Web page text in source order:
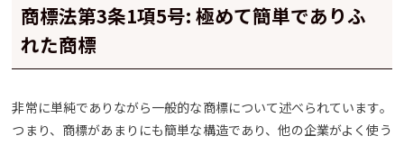
商標法第3条1項5号: 極めて簡単でありふ
れた商標
非常に単純でありながら一般的な商標について述べられています。
つまり、商標があまりにも簡単な構造であり、他の企業がよく使う